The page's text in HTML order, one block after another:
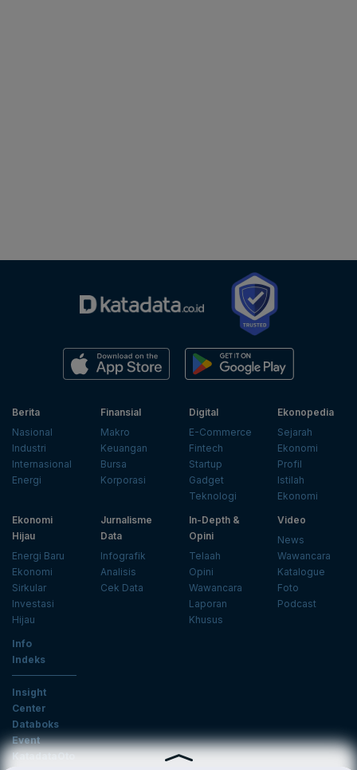
Berita
Nasional
Industri
Internasional
Energi
Finansial
Makro
Keuangan
Bursa
Korporasi
Digital
E-Commerce
Fintech
Startup
Gadget
Teknologi
Ekonopedia
Sejarah
Ekonomi
Profil
Istilah
Ekonomi
Ekonomi
Hijau
Energi Baru
Ekonomi
Sirkular
Investasi
Hijau
Jurnalisme
Data
Infografik
Analisis
Cek Data
In-Depth &
Opini
Telaah
Opini
Wawancara
Laporan
Khusus
Video
News
Wawancara
Katalogue
Foto
Podcast
Info
Indeks
Insight
Center
Databoks
Event
KatadataOto